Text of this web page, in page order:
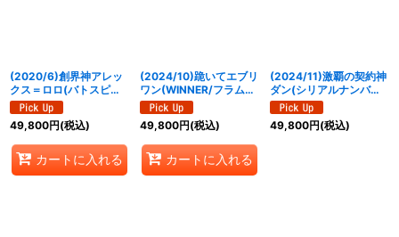
(2020/6)創界神アレッ
クス＝ロロ(バトスピチ
ャンピオンシップ2019-
超煌臨杯-)【XX】
{BS51-XX03}《多》
49,800円(税込)
カートに入れる
(2024/10)跪いてエブリ
ワン(WINNER/フラム・
サンドリアイラスト)
【-】{BSC23-051}
《黄》
49,800円(税込)
カートに入れる
(2024/11)激覇の契約神
ダン(シリアルナンバー
入り)【CP】{BS70-
CP01}《赤》
49,800円(税込)